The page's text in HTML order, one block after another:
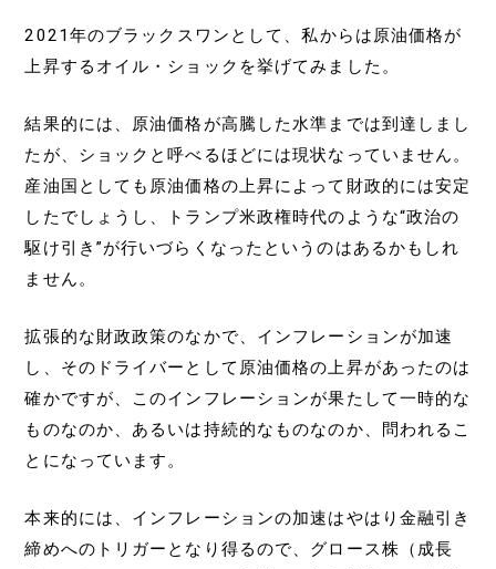
2021年のブラックスワンとして、私からは原油価格が
上昇するオイル・ショックを挙げてみました。
結果的には、原油価格が高騰した水準までは到達しまし
たが、ショックと呼べるほどには現状なっていません。
産油国としても原油価格の上昇によって財政的には安定
したでしょうし、トランプ米政権時代のような“政治の
駆け引き”が行いづらくなったというのはあるかもしれ
ません。
拡張的な財政政策のなかで、インフレーションが加速
し、そのドライバーとして原油価格の上昇があったのは
確かですが、このインフレーションが果たして一時的な
ものなのか、あるいは持続的なものなのか、問われるこ
とになっています。
本来的には、インフレーションの加速はやはり金融引き
締めへのトリガーとなり得るので、グロース株（成長